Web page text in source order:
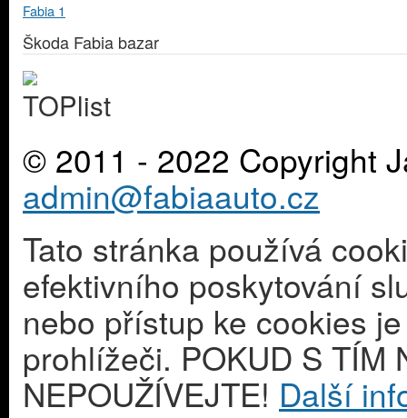
Škoda Fabia bazar
© 2011 - 2022 Copyright
admin@fabiaauto.cz
Tato stránka používá
efektivního poskytování
nebo přístup ke cookies
prohlížeči. POKUD S TÍM
NEPOUŽÍVEJTE! Další